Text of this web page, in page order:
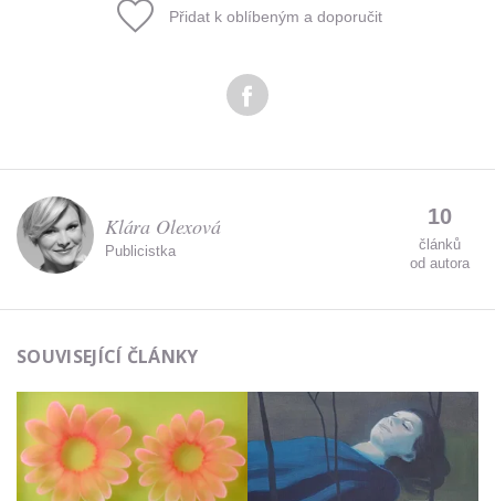
Přidat k oblíbeným a doporučit
Klára Olexová
Publicistka
10
článků
od autora
SOUVISEJÍCÍ ČLÁNKY